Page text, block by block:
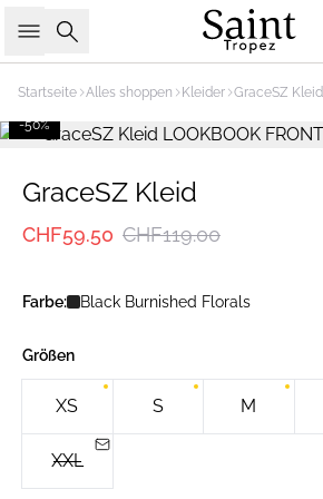
Suche
Startseite Alles shoppen Kleider GraceSZ Kleid
-50%
GraceSZ Kleid
CHF59.50 CHF119.00
Farbe: Black Burnished Florals
Größen
XS S M
XXL